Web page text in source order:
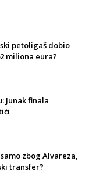
petoligaš dobio
miliona eura?
Junak finala
zbog Alvareza,
transfer?